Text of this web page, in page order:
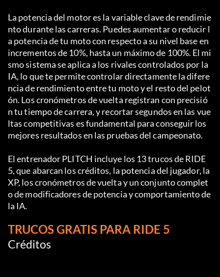
La potencia del motor es la variable clave de rendimie
nto durante las carreras. Puedes aumentar o reducir l
a potencia de tu moto con respecto a su nivel base en
incrementos de 10%, hasta un máximo de 100%. El mi
smo sistema se aplica a los rivales controlados por la
IA, lo que te permite controlar directamente la difere
ncia de rendimiento entre tu moto y el resto del pelot
ón. Los cronómetros de vuelta registran con precisió
n tu tiempo de carrera, y recortar segundos en las vue
ltas competitivas es fundamental para conseguir los
mejores resultados en las pruebas del campeonato.
El entrenador PLITCH incluye los 13 trucos de RIDE
5, que abarcan los créditos, la potencia del jugador, la
XP, los cronómetros de vuelta y un conjunto complet
o de modificadores de potencia y comportamiento de
la IA.
TRUCOS GRATIS PARA RIDE 5
Créditos